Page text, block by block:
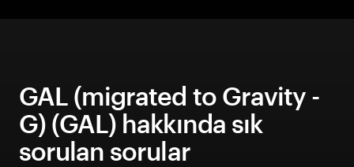
GAL (migrated to Gravity -
G) (GAL) hakkında sık
sorulan sorular